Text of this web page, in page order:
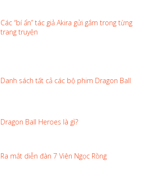
Các “bí ẩn” tác giả Akira gửi gắm trong từng
trang truyện
Danh sách tất cả các bộ phim Dragon Ball
Dragon Ball Heroes là gì?
Ra mắt diễn đàn 7 Viên Ngọc Rồng